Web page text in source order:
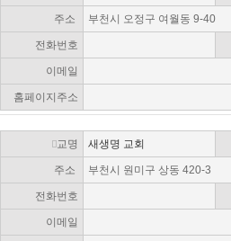
주소 부천시 오정구 여월동 9-40
전화번호
이메일
홈페이지주소
교명 새생명 교회
주소 부천시 원미구 상동 420-3
전화번호
이메일